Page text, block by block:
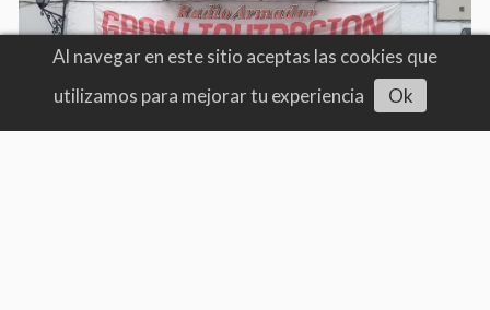
Al navegar en este sitio aceptas las cookies que
utilizamos para mejorar tu experiencia
Ok
Escuchar artículo